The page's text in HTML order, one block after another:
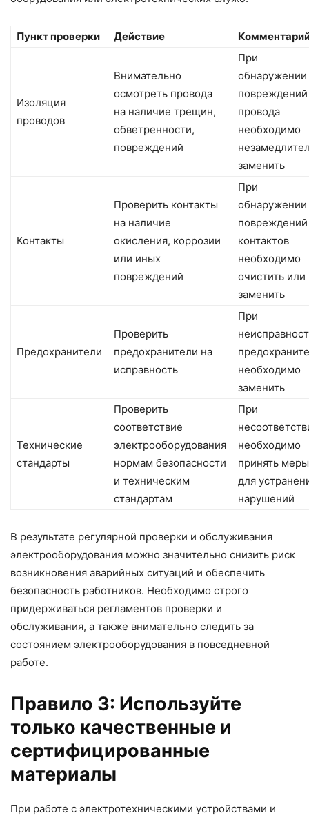
Пункт проверки Действие
Изоляция
проводов
Внимательно
осмотреть провода
на наличие трещин,
обветренности,
повреждений
При
обнаружении
повреждений
провода
необходимо
заменить
Контакты
Проверить контакты
на наличие
окисления, коррозии
или иных
повреждений
При
обнаружении
повреждений
контактов
необходимо
очистить или
заменить
Предохранители
Проверить
предохранители на
исправность
При
необходимо
заменить
Технические
стандарты
Проверить
соответствие
электрооборудования
нормам безопасности
и техническим
стандартам
При
необходимо
принять меры
для
нарушений
В результате регулярной проверки и обслуживания
электрооборудования можно значительно снизить риск
возникновения аварийных ситуаций и обеспечить
безопасность работников. Необходимо строго
придерживаться регламентов проверки и
обслуживания, а также внимательно следить за
состоянием электрооборудования в повседневной
работе.
Правило 3: Используйте
только качественные и
сертифицированные
материалы
При работе с электротехническими устройствами и